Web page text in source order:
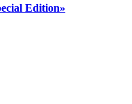
Edition»